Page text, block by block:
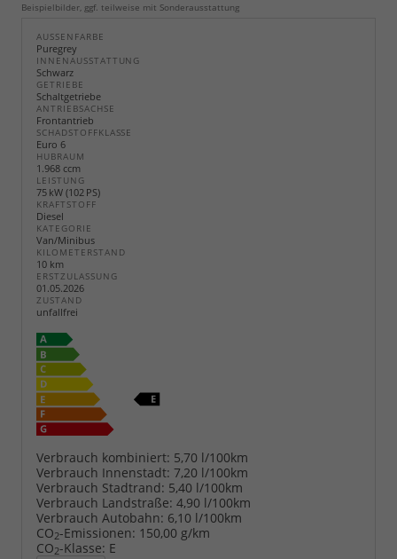
Beispielbilder, ggf. teilweise mit Sonderausstattung
AUSSENFARBE
Puregrey
INNENAUSSTATTUNG
Schwarz
GETRIEBE
Schaltgetriebe
ANTRIEBSACHSE
Frontantrieb
SCHADSTOFFKLASSE
Euro 6
HUBRAUM
1.968 ccm
LEISTUNG
75 kW (102 PS)
KRAFTSTOFF
Diesel
KATEGORIE
Van/Minibus
KILOMETERSTAND
10 km
ERSTZULASSUNG
01.05.2026
ZUSTAND
unfallfrei
Verbrauch kombiniert: 5,70 l/100km
Verbrauch Innenstadt: 7,20 l/100km
Verbrauch Stadtrand: 5,40 l/100km
Verbrauch Landstraße: 4,90 l/100km
Verbrauch Autobahn: 6,10 l/100km
CO2-Emissionen: 150,00 g/km
CO2-Klasse: E